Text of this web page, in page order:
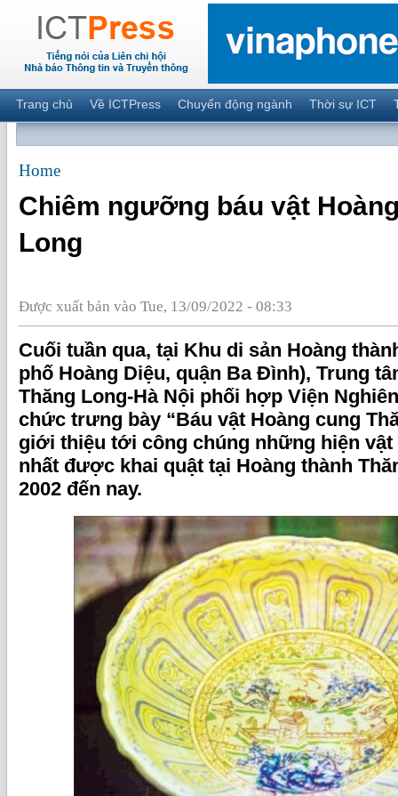
Trang chủ Về ICTPress Chuyển động ngành Thời sự ICT
Home
Chiêm ngưỡng báu vật
Long
Được xuất bản vào Tue, 13/09/2022 - 08:33
Cuối tuần qua, tại Khu di sản Hoàng
phố Hoàng Diệu, quận Ba Đình), Trung
Thăng Long-Hà Nội phối hợp Viện
chức trưng bày “Báu vật Hoàng cung
giới thiệu tới công chúng những hiện vật
nhất được khai quật tại Hoàng thành
2002 đến nay.